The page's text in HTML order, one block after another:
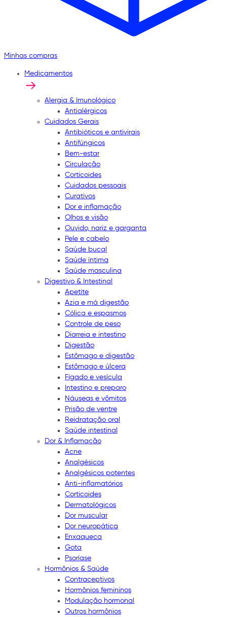
Minhas compras
Medicamentos
Alergia & Imunológico
Antialérgicos
Cuidados Gerais
Antibióticos e antivirais
Antifúngicos
Bem-estar
Circulação
Corticoides
Cuidados pessoais
Curativos
Dor e inflamação
Olhos e visão
Ouvido, nariz e garganta
Pele e cabelo
Saúde bucal
Saúde íntima
Saúde masculina
Digestivo & Intestinal
Apetite
Azia e má digestão
Cólica e espasmos
Controle de peso
Diarreia e intestino
Digestão
Estômago e digestão
Estômago e úlcera
Fígado e vesícula
Intestino e preparo
Náuseas e vômitos
Prisão de ventre
Reidratação oral
Saúde intestinal
Dor & Inflamação
Acne
Analgésicos
Analgésicos potentes
Anti-inflamatórios
Corticoides
Dermatológicos
Dor muscular
Dor neuropática
Enxaqueca
Gota
Psoríase
Hormônios & Saúde
Contraceptivos
Hormônios femininos
Modulação hormonal
Outros hormônios